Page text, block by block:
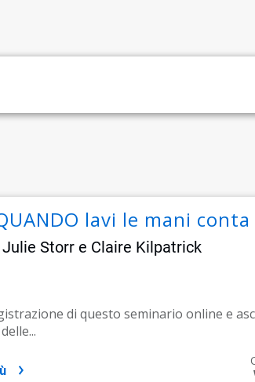
lavi le mani conta
Julie Storr e Claire Kilpatrick
di questo seminario online e